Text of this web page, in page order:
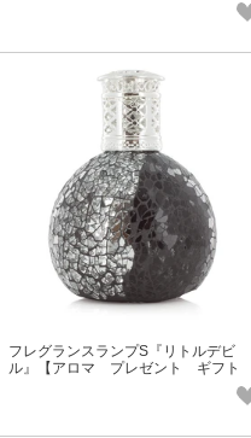
フレグランスランプS『リトルデビ
ル』【アロマ プレゼント ギフト